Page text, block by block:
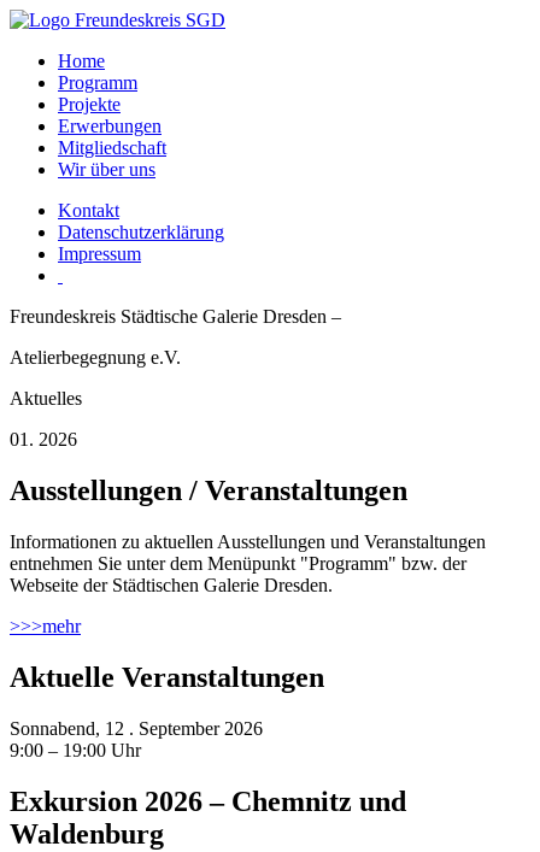
Home
Programm
Projekte
Erwerbungen
Mitgliedschaft
Wir über uns
Kontakt
Datenschutzerklärung
Impressum
Freundeskreis Städtische Galerie Dresden –
Atelierbegegnung e.V.
Aktuelles
01. 2026
Ausstellungen / Veranstaltungen
Informationen zu aktuellen Ausstellungen und Veranstaltungen
entnehmen Sie unter dem Menüpunkt "Programm" bzw. der
Webseite der Städtischen Galerie Dresden.
>>>mehr
Aktuelle Veranstaltungen
Sonnabend, 12 . September 2026
9:00 – 19:00 Uhr
Exkursion 2026 – Chemnitz und
Waldenburg